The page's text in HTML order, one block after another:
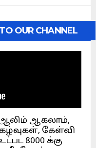
OUR CHANNEL